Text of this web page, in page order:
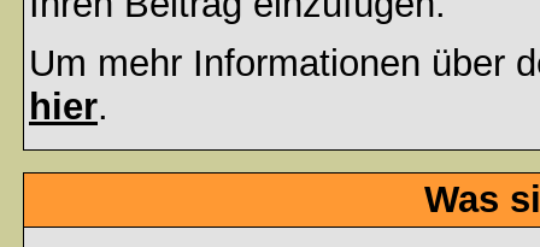
Um mehr Informationen über
hier.
Was